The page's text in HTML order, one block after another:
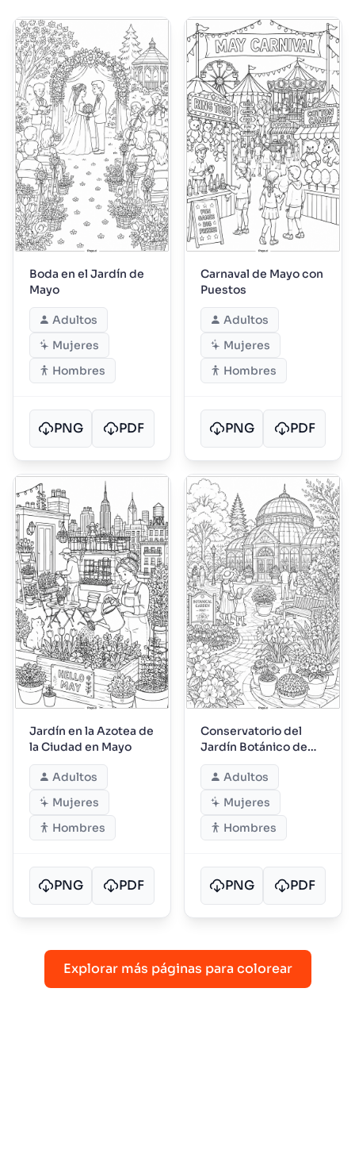
Boda en el Jardín de
Mayo
Adultos
Mujeres
Hombres
PNG PDF
Carnaval de Mayo con
Puestos
Adultos
Mujeres
Hombres
PNG PDF
Jardín en la Azotea de
la Ciudad en Mayo
Adultos
Mujeres
Hombres
PNG PDF
Conservatorio del
Jardín Botánico de
Mayo
Adultos
Mujeres
Hombres
PNG PDF
Explorar más páginas para colorear